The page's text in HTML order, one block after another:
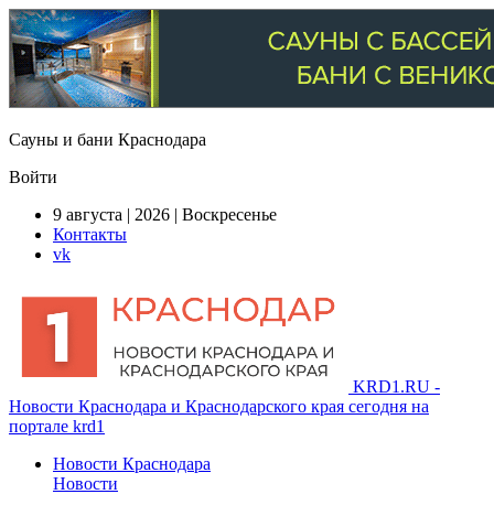
Сауны и бани Краснодара
Войти
9 августа | 2026 | Воскресенье
Контакты
vk
KRD1.RU -
Новости Краснодара и Краснодарского края сегодня на
портале krd1
Новости Краснодара
Новости